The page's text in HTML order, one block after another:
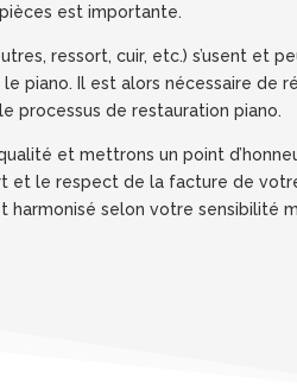
est importante.
ressort, cuir, etc.) s’usent et
piano. Il est alors nécessaire de
processus de restauration piano.
et mettrons un point
et le respect de la facture de
harmonisé selon votre sensibilité